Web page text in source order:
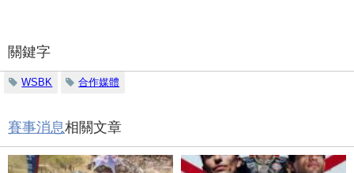
關鍵字
WSBK 合作媒體
賽事消息相關文章